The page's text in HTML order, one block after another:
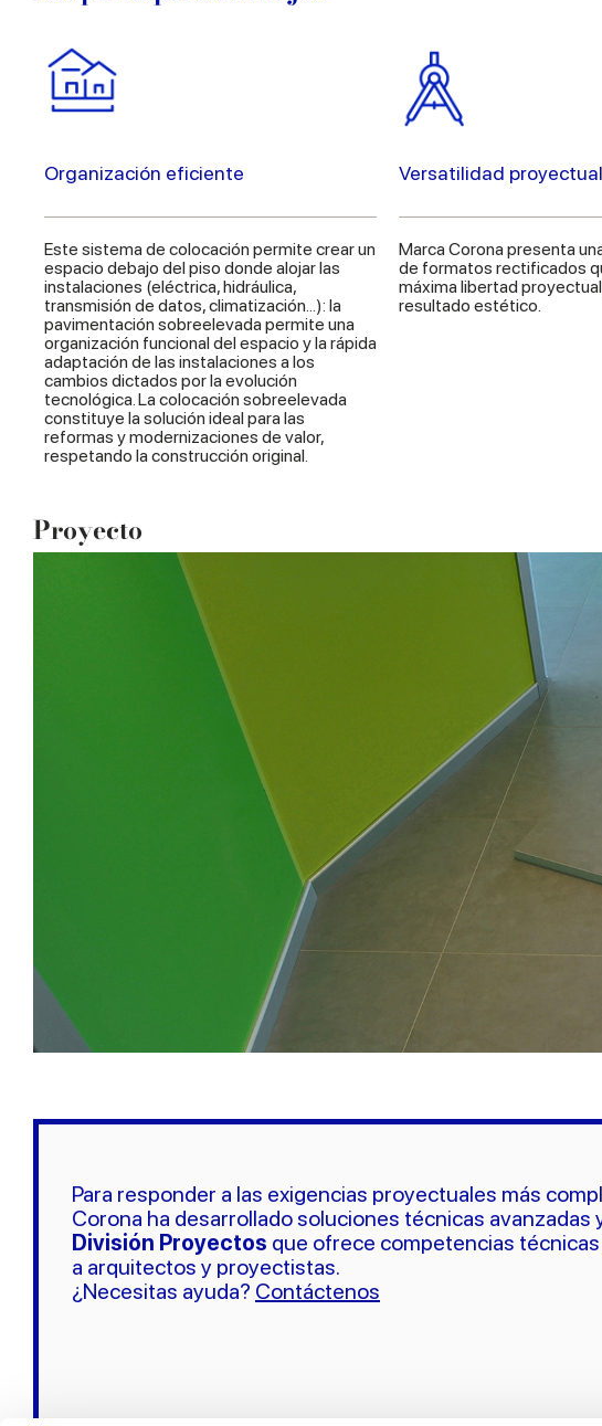
Organización eficiente
Este sistema de colocación permite crear un
espacio debajo del piso donde alojar las
instalaciones (eléctrica, hidráulica,
transmisión de datos, climatización...): la
pavimentación sobreelevada permite una
organización funcional del espacio y la rápida
adaptación de las instalaciones a los
cambios dictados por la evolución
tecnológica. La colocación sobreelevada
constituye la solución ideal para las
reformas y modernizaciones de valor,
respetando la construcción original.
Versatilidad proyectual
Marca Corona presenta
de formatos rectificados
máxima libertad
resultado estético.
Proyecto
Para responder a las exigencias proyectuales más
Corona ha desarrollado soluciones técnicas avanzadas
División Proyectos que ofrece competencias
a arquitectos y proyectistas.
¿Necesitas ayuda? Contáctenos